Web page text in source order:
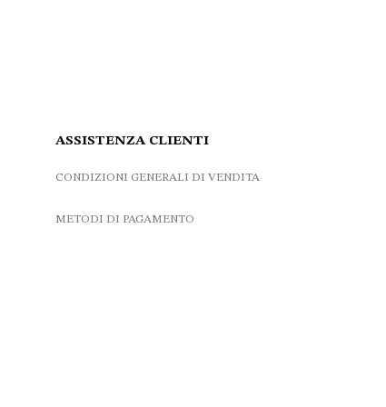
ASSISTENZA CLIENTI
CONDIZIONI GENERALI DI VENDITA
METODI DI PAGAMENTO